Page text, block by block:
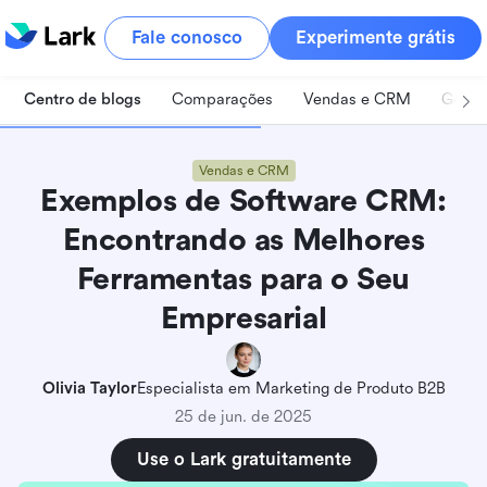
Fale conosco Experimente grátis
Centro de blogs Comparações Vendas e CRM
Vendas e CRM
Exemplos de Software CRM:
Encontrando as Melhores
Ferramentas para o Seu
Empresarial
Olivia TaylorEspecialista em Marketing de Produto B2B
25 de jun. de 2025
Use o Lark gratuitamente